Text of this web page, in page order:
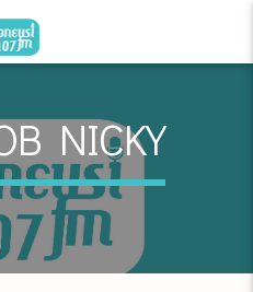
NICKY